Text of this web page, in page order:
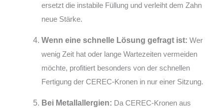
ersetzt die instabile Füllung und verleiht dem Zahn
neue Stärke.
Wenn eine schnelle Lösung gefragt ist: Wer
wenig Zeit hat oder lange Wartezeiten vermeiden
möchte, profitiert besonders von der schnellen
Fertigung der CEREC-Kronen in nur einer Sitzung.
Bei Metallallergien: Da CEREC-Kronen aus